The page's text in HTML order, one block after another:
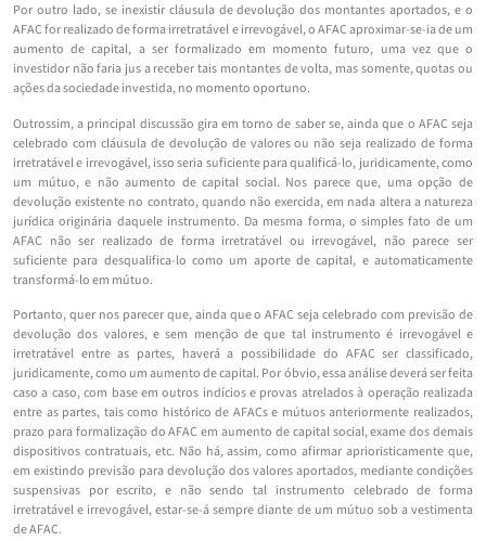
Por outro lado, se inexistir cláusula de devolução dos montantes aportados, e o
AFAC for realizado de forma irretratável e irrevogável, o AFAC aproximar-se-ia de um
aumento de capital, a ser formalizado em momento futuro, uma vez que o
investidor não faria jus a receber tais montantes de volta, mas somente, quotas ou
ações da sociedade investida, no momento oportuno.
Outrossim, a principal discussão gira em torno de saber se, ainda que o AFAC seja
celebrado com cláusula de devolução de valores ou não seja realizado de forma
irretratável e irrevogável, isso seria suficiente para qualificá-lo, juridicamente, como
um mútuo, e não aumento de capital social. Nos parece que, uma opção de
devolução existente no contrato, quando não exercida, em nada altera a natureza
jurídica originária daquele instrumento. Da mesma forma, o simples fato de um
AFAC não ser realizado de forma irretratável ou irrevogável, não parece ser
suficiente para desqualifica-lo como um aporte de capital, e automaticamente
transformá-lo em mútuo.
Portanto, quer nos parecer que, ainda que o AFAC seja celebrado com previsão de
devolução dos valores, e sem menção de que tal instrumento é irrevogável e
irretratável entre as partes, haverá a possibilidade do AFAC ser classificado,
juridicamente, como um aumento de capital. Por óbvio, essa análise deverá ser feita
caso a caso, com base em outros indícios e provas atrelados à operação realizada
entre as partes, tais como histórico de AFACs e mútuos anteriormente realizados,
prazo para formalização do AFAC em aumento de capital social, exame dos demais
dispositivos contratuais, etc. Não há, assim, como afirmar aprioristicamente que,
em existindo previsão para devolução dos valores aportados, mediante condições
suspensivas por escrito, e não sendo tal instrumento celebrado de forma
irretratável e irrevogável, estar-se-á sempre diante de um mútuo sob a vestimenta
de AFAC.